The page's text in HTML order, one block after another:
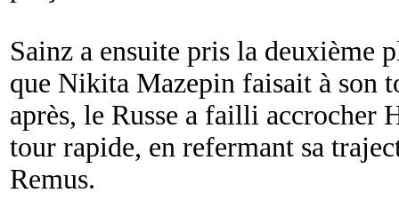
Sainz a ensuite pris la deuxième
que Nikita Mazepin faisait à son
après, le Russe a failli accrocher
tour rapide, en refermant sa
Remus.